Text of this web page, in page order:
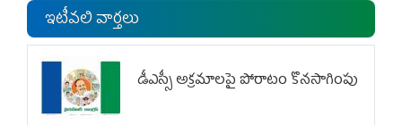
ఇటీవలి వార్తలు
డీఎస్సీ అక్రమాలపై పోరాటం కొనసాగింపు